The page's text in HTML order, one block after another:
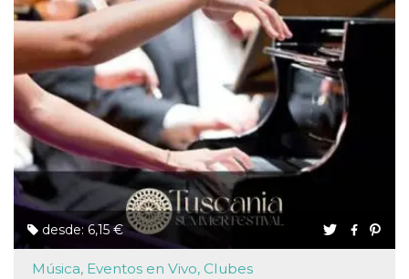
desde: 6,15 €
Música, Eventos en Vivo, Clubes